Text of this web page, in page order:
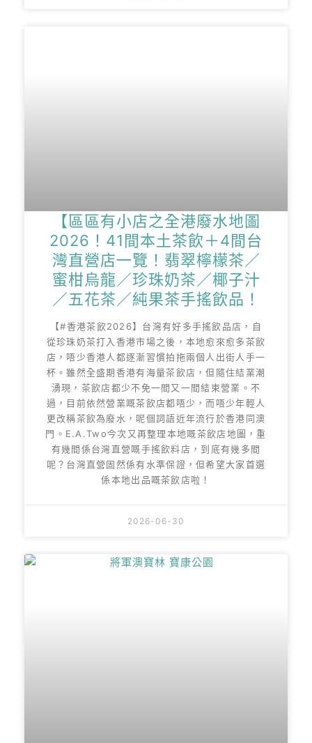
【區區有小店之全港廢水地圖
2026！41間本土茶飲＋4間台
灣直營店一覽！翡翠檸檬茶／
蜜柑烏龍／珍珠奶茶／椰子汁
／五花茶／純果茶手搖飲品！
【#香港茶飲2026】台灣有好多手搖飲品店，自
從珍珠奶茶打入香港市場之後，本地愈來愈多茶飲
店，唔少香港人都逐漸習慣拍拖兩個人出街人手一
杯。雖然全盛期香港有海量茶飲店，但隨住結業潮
湧現，茶飲店都少不免一間又一間結束營業。不
過，目前依然營業嘅茶飲店都唔少，而唔少年輕人
更改稱茶飲為廢水，呢個詞語近年流行於香港同澳
門。E.A.Two今次又再整理本地嘅茶飲店地圖，重
有幾間係台灣直營嘅手搖飲料店，到底有幾多間
呢？台灣直營固然係有水準保證，但希望大家首選
係本地出品嘅茶飲店啦！
2026-06-30